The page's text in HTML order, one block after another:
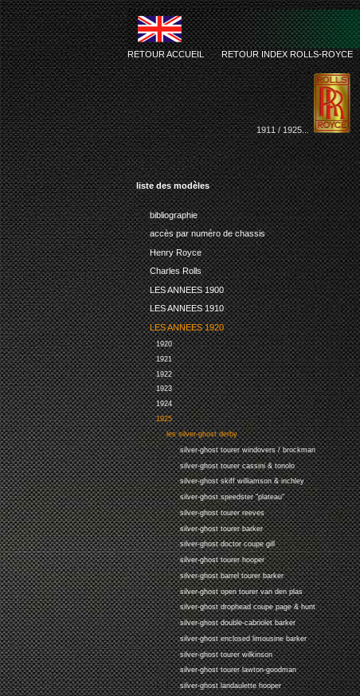
liste des modèles
bibliographie
accès par numéro de chassis
Henry Royce
Charles Rolls
LES ANNEES 1900
LES ANNEES 1910
LES ANNEES 1920
1920
1921
1922
1923
1924
1925
les silver-ghost derby
silver-ghost tourer windovers / brockman
silver-ghost tourer cassini & tonolo
silver-ghost skiff williamson & inchley
silver-ghost speedster "plateau"
silver-ghost tourer reeves
silver-ghost tourer barker
silver-ghost doctor coupe gill
silver-ghost tourer hooper
silver-ghost barrel tourer barker
silver-ghost open tourer van den plas
silver-ghost drophead coupe page & hunt
silver-ghost double-cabriolet barker
silver-ghost enclosed limousine barker
silver-ghost tourer wilkinson
silver-ghost tourer lawton-goodman
silver-ghost landaulette hooper
RETOUR ACCUEIL-RETOUR INDEX ROLLS-ROYCE
1911 / 1925...